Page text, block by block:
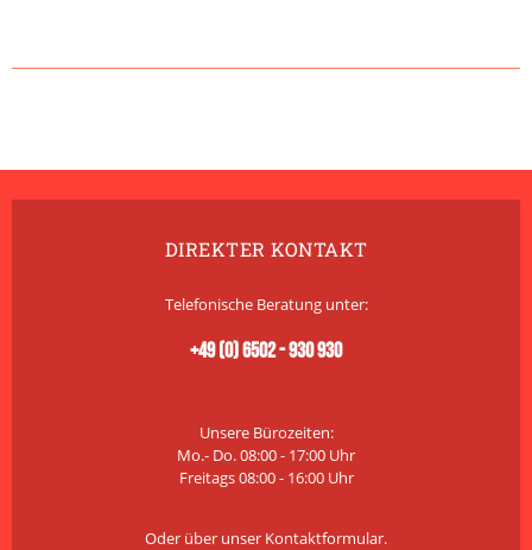
DIREKTER KONTAKT
Telefonische Beratung unter:
+49 (0) 6502 - 930 930
Unsere Bürozeiten:
Mo.- Do. 08:00 - 17:00 Uhr
Freitags 08:00 - 16:00 Uhr
Oder über unser Kontaktformular.